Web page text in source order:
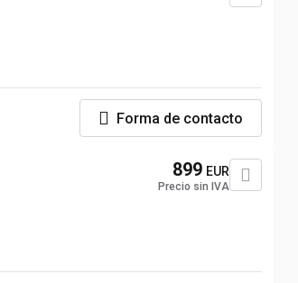
Forma de contacto
899 EUR
Precio sin IVA